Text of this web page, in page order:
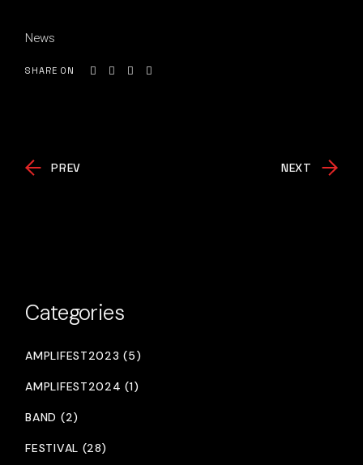
News
SHARE ON
PREV NEXT
Categories
AMPLIFEST2023 (5)
AMPLIFEST2024 (1)
BAND (2)
FESTIVAL (28)